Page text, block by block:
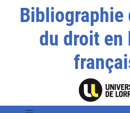
Bibliographie
du droit en